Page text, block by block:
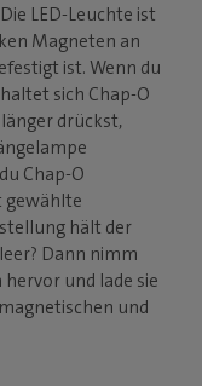
LED-Leuchte ist
Magneten an
ist. Wenn du
sich Chap-O
drückst,
Chap-O
gewählte
hält der
Dann nimm
und lade sie
und